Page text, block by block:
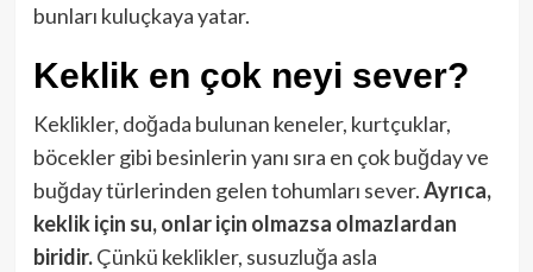
bunları kuluçkaya yatar.
Keklik en çok neyi sever?
Keklikler, doğada bulunan keneler, kurtçuklar,
böcekler gibi besinlerin yanı sıra en çok buğday ve
buğday türlerinden gelen tohumları sever.Ayrıca,
keklik için su, onlar için olmazsa olmazlardan
biridir.Çünkü keklikler, susuzluğa asla